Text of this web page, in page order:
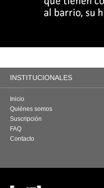
INSTITUCIONALES
Inicio
Quiénes somos
Suscripción
FAQ
Contacto